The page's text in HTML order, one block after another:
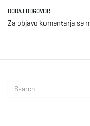
DODAJ ODGOVOR
Za objavo komentarja se
e